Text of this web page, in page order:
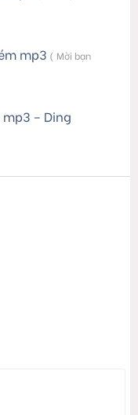
mp3 ( Mời bạn
– Ding